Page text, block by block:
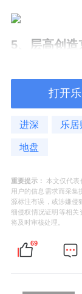
5、层高创造
户型面积
6、无敌会所
它竟然用两
打开
进深 乐
地盘
重要提示： 本文仅代表
用户的信息需求而采集
源标注有误，或涉嫌侵
细侵权情况证明等相关
将及时审核处理。
69